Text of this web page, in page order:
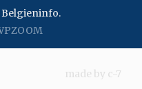
made by c-7